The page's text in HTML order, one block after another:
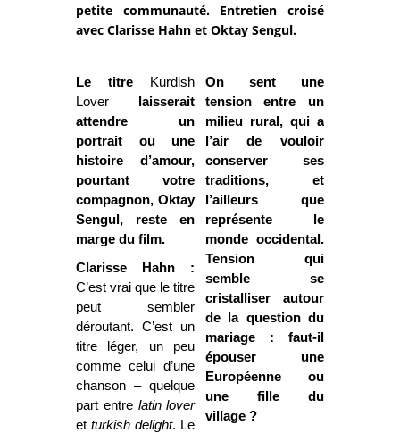
petite communauté. Entretien croisé
avec Clarisse Hahn et Oktay Sengul.
Le titre Kurdish
Lover laisserait
attendre un
portrait ou une
histoire d’amour,
pourtant votre
compagnon, Oktay
Sengul, reste en
marge du film.
Clarisse Hahn :
C’est vrai que le titre
peut sembler
déroutant. C’est un
titre léger, un peu
comme celui d’une
chanson – quelque
part entre latin lover
etturkish delight. Le
On sent une
tension entre un
milieu rural, qui a
l’air de vouloir
conserver ses
traditions, et
l’ailleurs que
représente le
monde occidental.
Tension qui
semble se
cristalliser autour
de la question du
mariage : faut-il
épouser une
Européenne ou
une fille du
village ?